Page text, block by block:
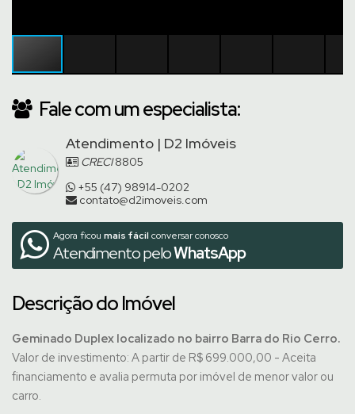
Fale com um especialista:
Atendimento | D2 Imóveis
CRECI8805
+55 (47) 98914-0202
contato@d2imoveis.com
Agora ficou mais fácil conversar conosco
Atendimento peloWhatsApp
Descrição do Imóvel
Geminado Duplex localizado no bairro Barra do Rio Cerro.
Valor de investimento: A partir de R$ 699.000,00 - Aceita
financiamento e avalia permuta por imóvel de menor valor ou
carro.